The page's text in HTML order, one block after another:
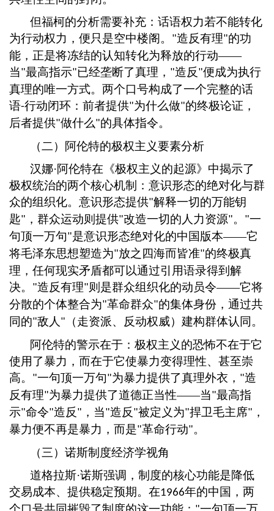
但福柯的分析需要补充：话语权力若不能转化
为行动权力，便只是空中楼阁。
"造反有理"的功
能，正是将冻结的认知转化为释放的行动——
当"最高指示"已经垄断了真理， "造反 "便成为执行
真理的唯一方式。两个口号构成了一个完整的话
语-行动闭环：前者提供"为什么做"的终极论证，
后者提供"做什么"的具体指令。
（二）阿伦特的极权主义要素分析
汉娜·阿伦特在《极权主义的起源》中揭示了
极权统治的两个核心机制：意识形态的绝对化与群
众的组织化。意识形态提供"解释一切的万能钥
匙" ，群众运动则提供"改造一切的人力资源"。 "一
句顶一万句"是意识形态绝对化的中国版本——它
将毛泽东思想塑造为"放之四海而皆准"的终极真
理，任何现实矛盾都可以通过引用语录得到解
决。
"造反有理"则是群众组织化的动员令——它将
分散的个体整合为"革命群众"的集体身份，通过共
同的"敌人 "
（走资派、反动权威）建构群体认同。
阿伦特的警示在于：极权主义的恐怖不在于它
使用了暴力，而在于它使暴力变得理性、甚至崇
高。
"一句顶一万句"为暴力提供了真理外衣， "造
反有理"为暴力提供了道德正当性——当"最高指
示"命令"造反 " ，当"造反 "被定义为"捍卫毛主席" ，
暴力便不再是暴力，而是"革命行动"。
（三）诺斯制度经济学视角
道格拉斯·诺斯强调，制度的核心功能是降低
交易成本、提供稳定预期。在1966年的中国，两